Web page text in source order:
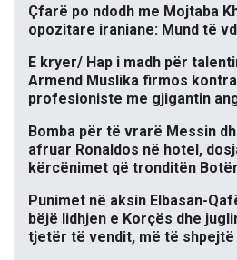
Çfarë po ndodh me Mojtaba
opozitare iraniane: Mund të
E kryer/ Hap i madh për
Armend Muslika firmos
profesioniste me gjigantin
Bomba për të vrarë Messin
afruar Ronaldos në hotel,
kërcënimet që tronditën
Punimet në aksin Elbasan-
bëjë lidhjen e Korçës dhe
tjetër të vendit, më të shpejtë